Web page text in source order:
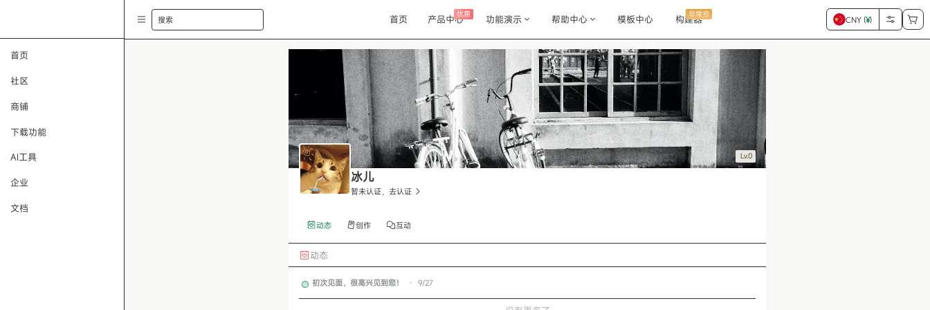
首页
社区
商铺
下载功能
AI工具
企业
文档
搜索 首页 产品中心优惠 功能演示 帮助中心 模板中心 构建器
非常夯
CNY (¥)
Lv.0
冰儿
暂未认证，去认证
动态 创作 互动
动态
初次见面，很高兴见到您！ • 9/27